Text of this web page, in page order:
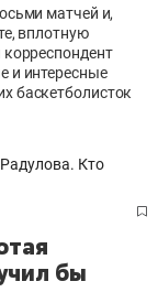
матчей и,
вплотную
и интересные
баскетболисток
бы